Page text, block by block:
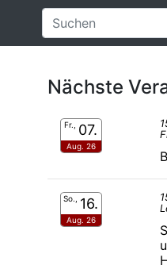
Nächste
Fr., 07.
Aug. 26
So., 16.
Aug. 26